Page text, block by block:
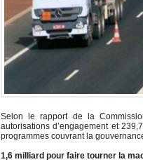
Selon le rapport de la
autorisations d’engagement et
programmes couvrant la
1,6 milliard pour faire tourner la